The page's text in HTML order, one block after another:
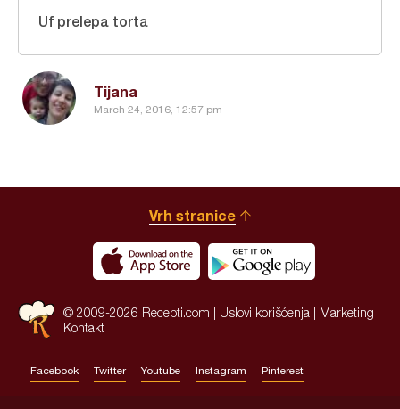
Tijana
March 24, 2016, 12:57 pm
Uf prelepa torta
Vrh stranice
© 2009-2026 Recepti.com | Uslovi korišćenja Marketing
Kontakt
Facebook Twitter Youtube Instagram Pinterest